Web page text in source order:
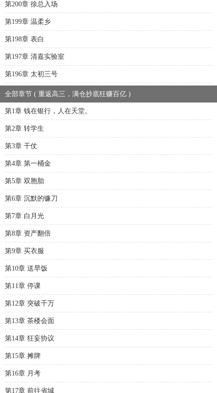
第200章 徐总入场
第199章 温柔乡
第198章 表白
第197章 清嘉实验室
第196章 太初三号
全部章节 ( 重返高三，满仓抄底狂赚百亿 )
第1章 钱在银行，人在天堂。
第2章 转学生
第3章 干仗
第4章 第一桶金
第5章 双胞胎
第6章 沉默的镰刀
第7章 白月光
第8章 资产翻倍
第9章 买衣服
第10章 送早饭
第11章 停课
第12章 突破千万
第13章 茶楼会面
第14章 狂妄协议
第15章 摊牌
第16章 月考
第17章 前往省城